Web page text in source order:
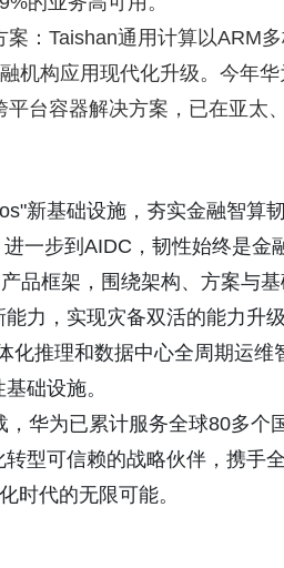
案：Taishan通用计算以ARM
机构应用现代化升级。今年
平台容器解决方案，已在亚太
新基础设施，夯实金融智算
一步到AIDC，韧性始终是
品框架，围绕架构、方案与
力，实现灾备双活的能力升
化推理和数据中心全周期运
础设施。
，华为已累计服务全球80多
型可信赖的战略伙伴，携手
时代的无限可能。